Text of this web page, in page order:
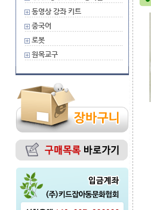
동영상 강좌 키트
중국어
로봇
원목교구